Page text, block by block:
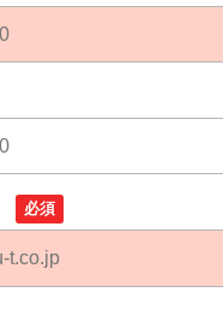
必須